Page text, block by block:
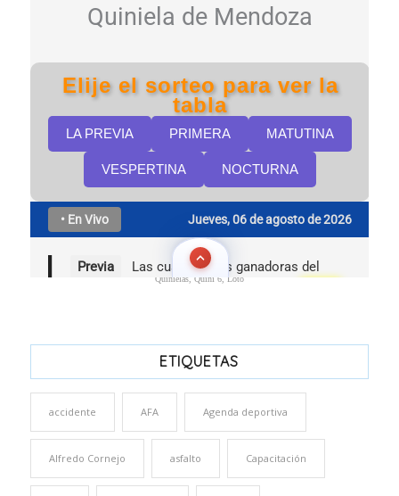
Quinielas, Quini 6, Loto
ETIQUETAS
accidente AFA Agenda deportiva
Alfredo Cornejo asfalto Capacitación